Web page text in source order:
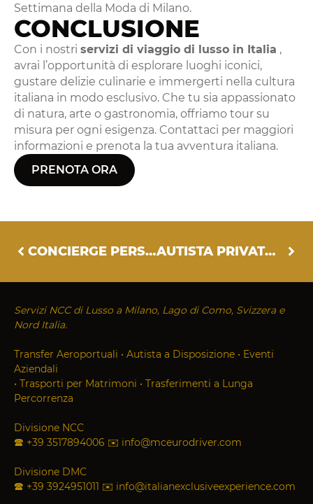
Settimana della Moda di Milano.
CONCLUSIONE
Con i nostri servizi di viaggio di lusso in Italia ,
avrai l’opportunità di esplorare luoghi iconici,
gustare delizie culinarie e immergerti nella cultura
italiana in modo esclusivo. Che tu sia appassionato
di natura, arte o gastronomia, offriamo tour su
misura per ogni esigenza. Contattaci per maggiori
informazioni e prenota la tua avventura italiana.
PRENOTA ORA
CONCIERGE PERSONALE PER SERVIZI DI VIAGGIO DI LUSSO IN ITALIA AUTISTA PRIVATO A MILANO
Servizi NCC di Lusso a Milano, Lago di Como, Svizzera e
Nord Italia.
Transfer Aeroportuali • Autista a Disposizione • Eventi
Aziendali
• Trasporti per Matrimoni • Trasferimenti a Lunga
Percorrenza
Divisione NCC
🕿 +39 3517894006 ✉ info@mceurodriver.com
Divisione DMC
🕿 +39 3924951011 ✉ info@italianexclusiveexperience.com